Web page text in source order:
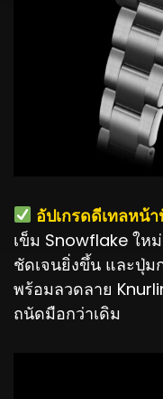
อัปเกรดดีเทลหน้
เข็ม Snowflake ให
ชัดเจนยิ่งขึ้น และปุ่ม
พร้อมลวดลาย
ถนัดมือกว่าเดิม